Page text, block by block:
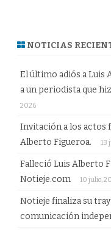
NOTICIAS
El último adiós a Luis
a un periodista que
2026
Invitación a los actos
Alberto Figueroa.
13
Falleció Luis Alberto
Notieje.com
10 julio,
Notieje finaliza su
comunicación